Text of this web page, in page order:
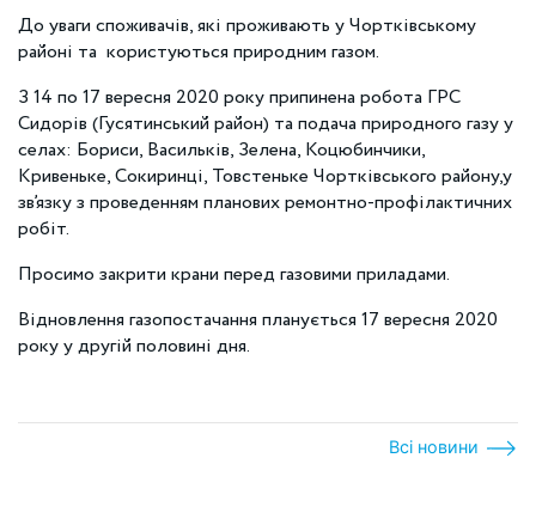
До уваги споживачів, які проживають у Чортківському
районі та користуються природним газом.
З 14 по 17 вересня 2020 року припинена робота ГРС
Сидорів (Гусятинський район) та подача природного газу у
селах: Бориси, Васильків, Зелена, Коцюбинчики,
Кривеньке, Сокиринці, Товстеньке Чортківського району,у
зв’язку з проведенням планових ремонтно-профілактичних
робіт.
Просимо закрити крани перед газовими приладами.
Відновлення газопостачання планується 17 вересня 2020
року у другій половині дня.
Всі новини